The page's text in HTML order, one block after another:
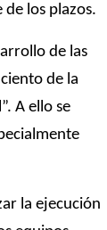
los plazos.
de las
de la
A ello se
la ejecución